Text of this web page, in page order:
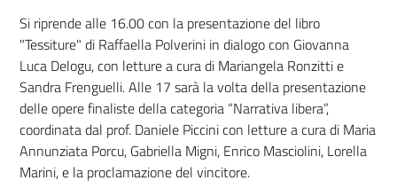
Si riprende alle 16.00 con la presentazione del libro
"Tessiture" di Raffaella Polverini in dialogo con Giovanna
Luca Delogu, con letture a cura di Mariangela Ronzitti e
Sandra Frenguelli. Alle 17 sarà la volta della presentazione
delle opere finaliste della categoria “Narrativa libera”,
coordinata dal prof. Daniele Piccini con letture a cura di Maria
Annunziata Porcu, Gabriella Migni, Enrico Masciolini, Lorella
Marini, e la proclamazione del vincitore.